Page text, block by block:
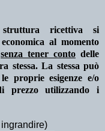
ricettiva si
al momento
senza tener conto delle
stessa. La stessa può
proprie esigenze e/o
prezzo utilizzando i